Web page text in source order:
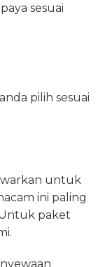
sesuai
pilih sesuai
untuk
ini paling
paket